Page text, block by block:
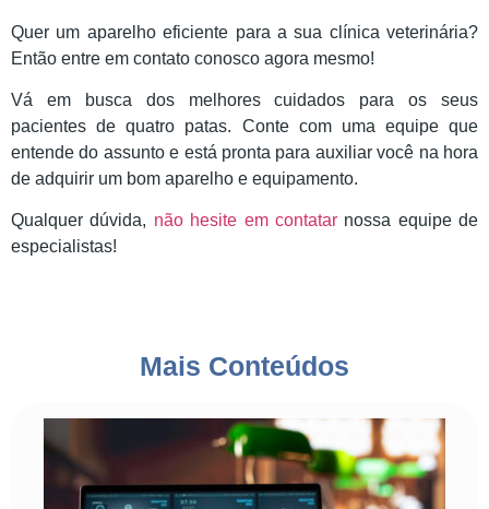
Quer um aparelho eficiente para a sua clínica veterinária?
Então entre em contato conosco agora mesmo!
Vá em busca dos melhores cuidados para os seus
pacientes de quatro patas. Conte com uma equipe que
entende do assunto e está pronta para auxiliar você na hora
de adquirir um bom aparelho e equipamento.
Qualquer dúvida, não hesite em contatarnossa equipe de
especialistas!
Mais Conteúdos